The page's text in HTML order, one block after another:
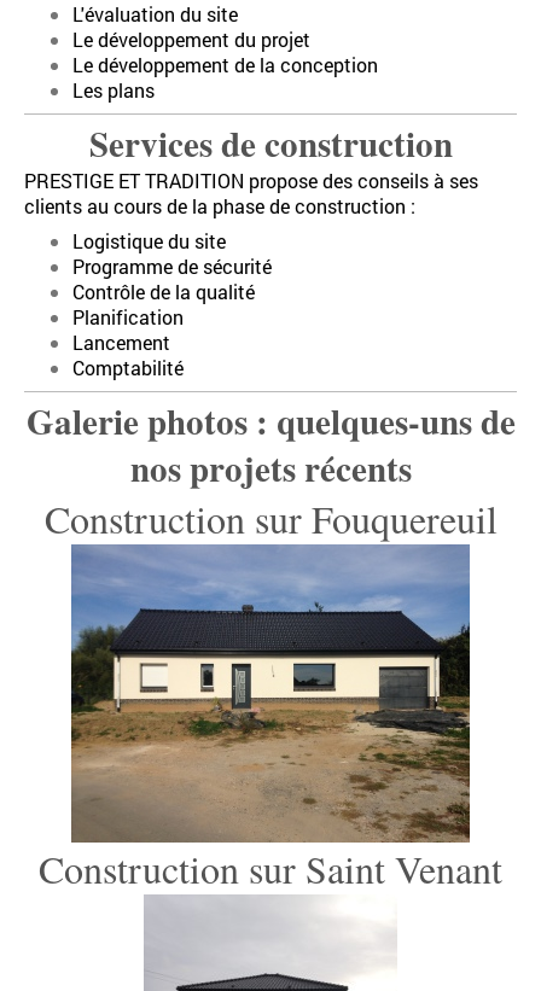
L'évaluation du site
Le développement du projet
Le développement de la conception
Les plans
Services de construction
PRESTIGE ET TRADITION propose des conseils à ses
clients au cours de la phase de construction :
Logistique du site
Programme de sécurité
Contrôle de la qualité
Planification
Lancement
Comptabilité
Galerie photos : quelques-uns de
nos projets récents
Construction sur Fouquereuil
Construction sur Saint Venant